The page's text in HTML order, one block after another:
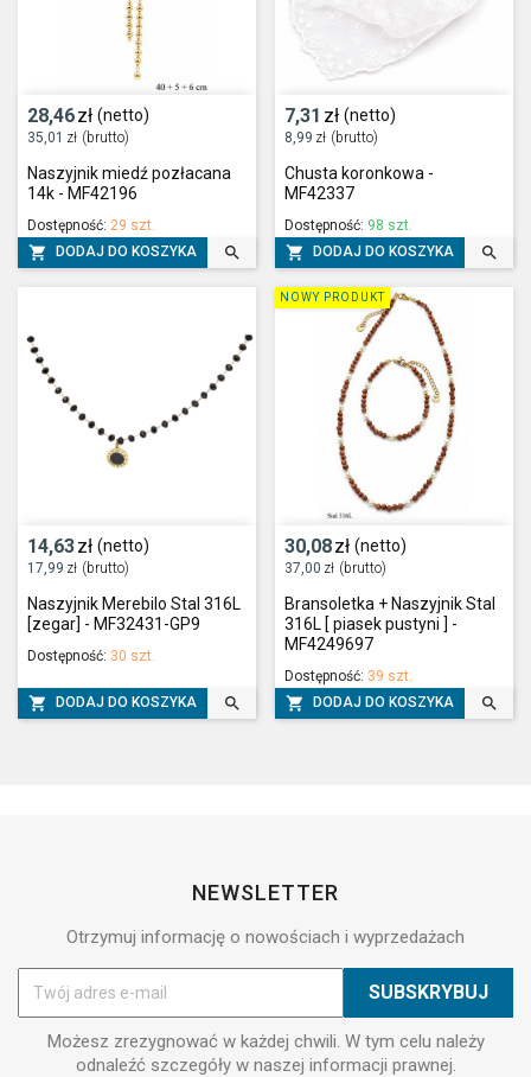
28,46zł (netto)
35,01 zł (brutto)
Naszyjnik miedź pozłacana
14k - MF42196
Dostępność: 29 szt.
 DODAJ DO KOSZYKA 
7,31 zł (netto)
8,99 zł (brutto)
Chusta koronkowa -
MF42337
Dostępność: 98 szt.
 DODAJ DO KOSZYKA 
14,63zł (netto)
17,99 zł (brutto)
Naszyjnik Merebilo Stal 316L
[zegar] - MF32431-GP9
Dostępność: 30 szt.
 DODAJ DO KOSZYKA 
30,08zł (netto)
37,00 zł (brutto)
Bransoletka + Naszyjnik Stal
316L [ piasek pustyni ] -
MF4249697
Dostępność: 39 szt.
 DODAJ DO KOSZYKA 
NOWY PRODUKT
NEWSLETTER
Otrzymuj informację o nowościach i wyprzedażach
Możesz zrezygnować w każdej chwili. W tym celu należy
odnaleźć szczegóły w naszej informacji prawnej.